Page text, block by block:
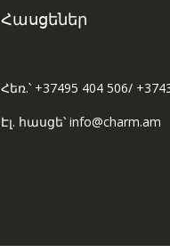
Հասցեներ
Հեռ.՝ +37495 404 506/
Էլ. հասցե՝ info@charm.am